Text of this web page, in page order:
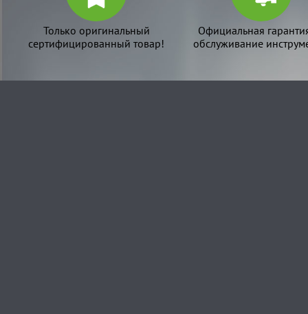
Только оригинальный
сертифицированный товар!
Официальная
обслуживание